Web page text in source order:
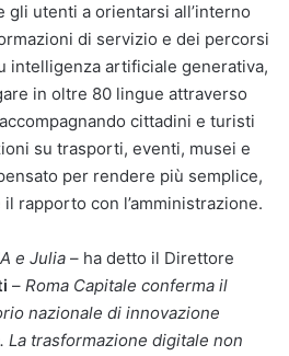
gli utenti a orientarsi all’interno
di servizio e dei percorsi
intelligenza artificiale generativa,
in oltre 80 lingue attraverso
cittadini e turisti
su trasporti, eventi, musei e
per rendere più semplice,
rapporto con l’amministrazione.
e Julia – ha detto il Direttore
– Roma Capitale conferma il
nazionale di innovazione
La trasformazione digitale non